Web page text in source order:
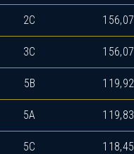
2C 156,07
3C 156,07
5B 119,92
5A 119,83
5C 118,45